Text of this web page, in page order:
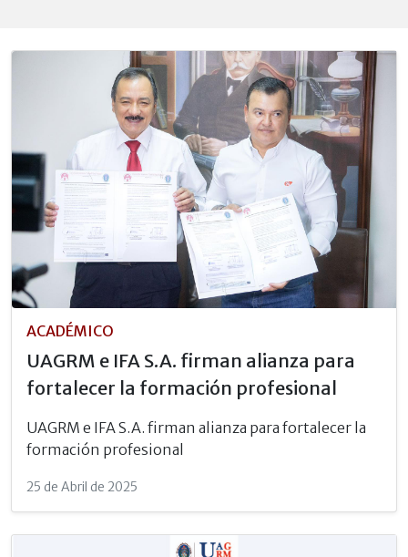
ACADÉMICO
UAGRM e IFA S.A. firman alianza para
fortalecer la formación profesional
UAGRM e IFA S.A. firman alianza para fortalecer la
formación profesional
25 de Abril de 2025